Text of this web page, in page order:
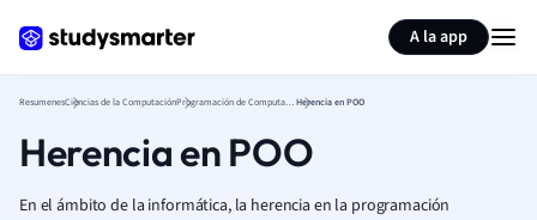
A la app
ResumenesCiencias de la Computación Programación de ComputadorasHerencia en POO
Herencia en POO
En el ámbito de la informática, la herencia en la programación
Resumir página